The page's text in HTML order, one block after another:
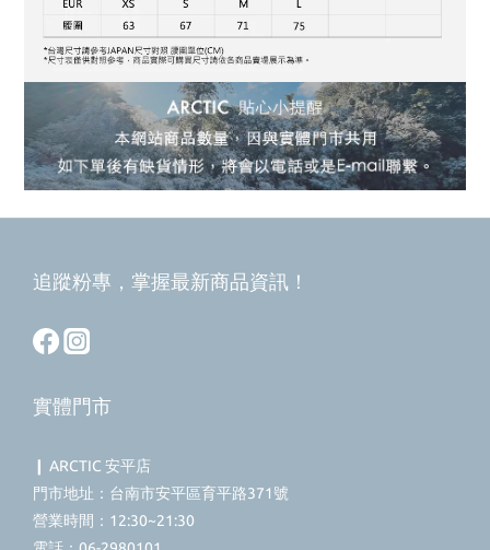
追蹤粉專，掌握最新商品資訊！
實體門市
❙ ARCTIC 安平店
門市地址：台南市安平區育平路371號
營業時間：12:30~21:30